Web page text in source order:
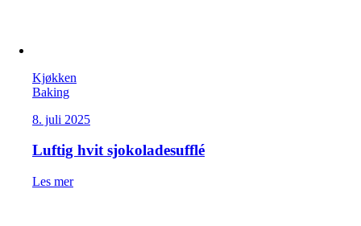
Kjøkken
Baking
8. juli 2025
Luftig hvit sjokoladesufflé
Les mer